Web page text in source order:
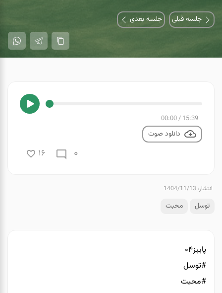
جلسه قبلی جلسه بعدی
15:39
/
00:00
دانلود صوت
0
16
انتشار: 1404/11/13
توسل محبت
پاییز۰۴
#توسل
#محبت